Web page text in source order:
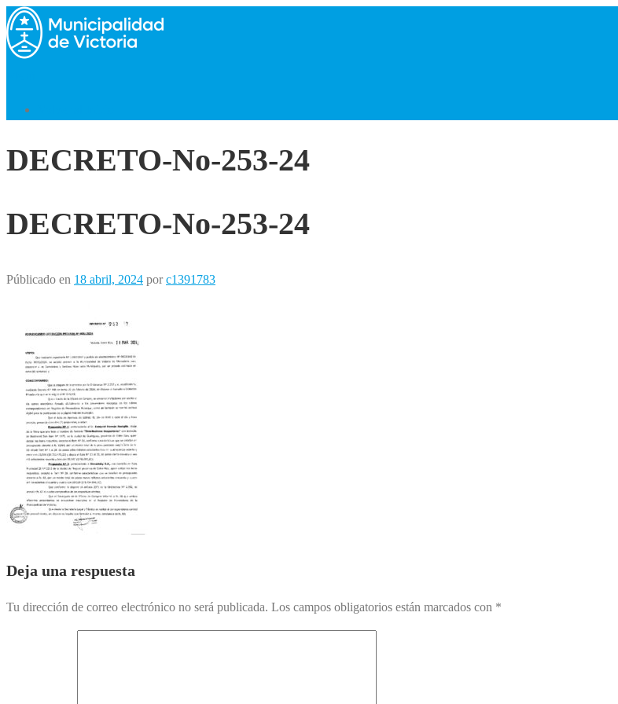
Saltar
al
contenido
DECRETO-No-253-24
DECRETO-No-253-24
Públicado en 18 abril, 2024 porc1391783
Deja una respuesta
Tu dirección de correo electrónico no será publicada. Los campos obligatorios están marcados con *